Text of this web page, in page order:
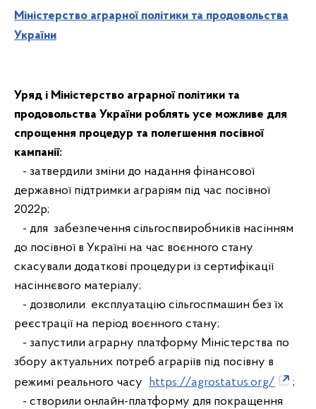
Міністерство аграрної політики та продовольства
України
Уряд і Міністерство аграрної політики та
продовольства України роблять усе можливе для
спрощення процедур та полегшення посівної
кампанії:
- затвердили зміни до надання фінансової
державної підтримки аграріям під час посівної
2022р;
- для забезпечення сільгоспвиробників насінням
до посівної в Україні на час воєнного стану
скасували додаткові процедури із сертифікації
насіннєвого матеріалу;
- дозволили експлуатацію сільгоспмашин без їх
реєстрації на період воєнного стану;
- запустили аграрну платформу Міністерства по
збору актуальних потреб аграріїв під посівну в
режимі реального часу https://agrostatus.org/
;
- створили онлайн-платформу для покращення